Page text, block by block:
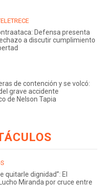
Defensa presenta
a discutir cumplimiento
de contención y se volcó:
grave accidente
de Nelson Tapia
quitarle dignidad”: El
Miranda por cruce entre